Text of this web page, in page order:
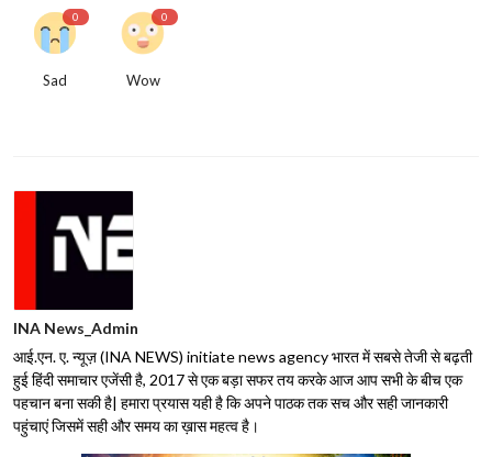
0
Sad
0
Wow
INA News_Admin
आई.एन. ए. न्यूज़ (INA NEWS) initiate news agency भारत में सबसे तेजी से बढ़ती
हुई हिंदी समाचार एजेंसी है, 2017 से एक बड़ा सफर तय करके आज आप सभी के बीच एक
पहचान बना सकी है| हमारा प्रयास यही है कि अपने पाठक तक सच और सही जानकारी
पहुंचाएं जिसमें सही और समय का ख़ास महत्व है।